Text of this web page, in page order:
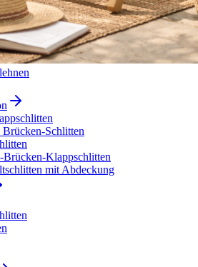
Schlitten
Klappschlitten
mit Abdeckung